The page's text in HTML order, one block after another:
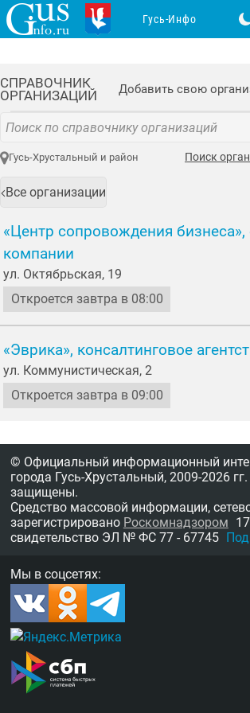
СПРАВОЧНИК
ОРГАНИЗАЦИЙ
Добавить свою
Гусь-Хрустальный и район Поиск
Все организации
«Центр сопровождения
компании
ул. Октябрьская, 19
Откроется завтра в 08:00
«Эврика», консалтинговое
ул. Коммунистическая, 2
Откроется завтра в 09:00
Гусь-Инфо
© Официальный информационный
города Гусь-Хрустальный, 2009-2026 гг.
защищены.
Средство массовой информации,
зарегистрировано Роскомнадзором
свидетельство ЭЛ № ФС 77 - 67745
Мы в соцсетях: